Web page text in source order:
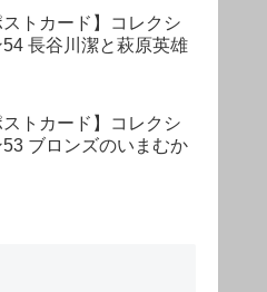
ストカード】コレクシ
54 長谷川潔と萩原英雄
ストカード】コレクシ
53 ブロンズのいまむか